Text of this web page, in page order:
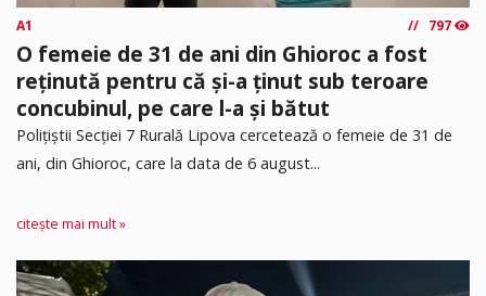
A1 797
O femeie de 31 de ani din Ghioroc a fost
reținută pentru că și-a ținut sub teroare
concubinul, pe care l-a și bătut
​Polițiștii Secției 7 Rurală Lipova cercetează o femeie de 31 de
ani, din Ghioroc, care la data de 6 august...
citește mai mult »